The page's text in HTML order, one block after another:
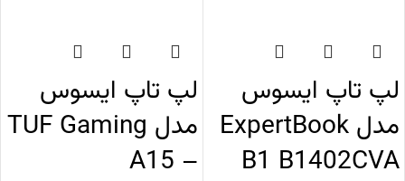
لپ تاپ ایسوس
مدل ExpertBook
B1 B1402CVA
لپ تاپ ایسوس
مدل TUF Gaming
A15 –